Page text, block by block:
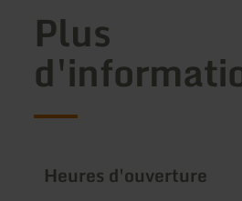
Plus
Heures d'ouverture